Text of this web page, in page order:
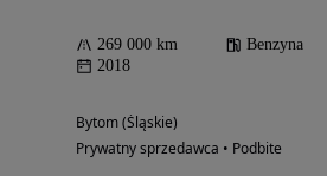
269 000 km Benzyna
2018
Bytom (Śląskie)
Prywatny sprzedawca • Podbite